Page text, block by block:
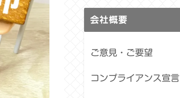
会社概要
ご意見・ご要望
コンプライアンス宣言